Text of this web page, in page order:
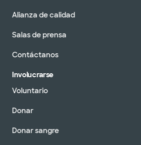
Alianza de calidad
Salas de prensa
Contáctanos
Involucrarse
Voluntario
Donar
Donar sangre